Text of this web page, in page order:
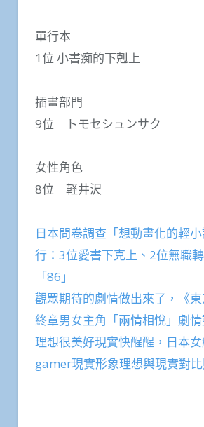
單行本
1位 小書痴的下剋上
插畫部門
9位 トモセシュンサク
女性角色
8位 軽井沢
日本問卷調查「想動畫化的輕
行：3位愛書下克上、2位無職
「86」
觀眾期待的劇情做出來了，《
終章男女主角「兩情相悅」劇
理想很美好現實快醒醒，日本
gamer現實形象理想與現實對